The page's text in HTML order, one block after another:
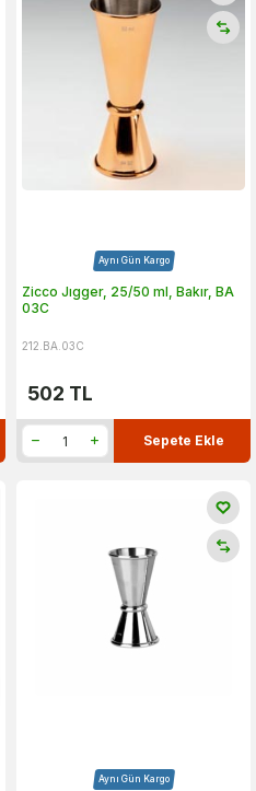
Aynı Gün Kargo
Zicco Jıgger, 25/50 ml, Bakır, BA
03C
212.BA.03C
502 TL
Sepete Ekle
Aynı Gün Kargo